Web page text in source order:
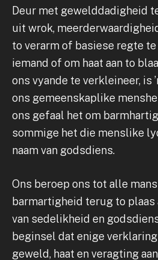
Deur met gewelddadigheid
uit wrok,
to verarm of basiese regte
iemand of om haat aan to
ons vyande te verkleineer, is
ons gemeenskaplike
ons gefaal het om
sommige het die menslike
naam van godsdiens.
Ons beroep ons tot alle
barmartigheid terug to
van sedelikheid en
beginsel dat enige
geweld, haat en veragting